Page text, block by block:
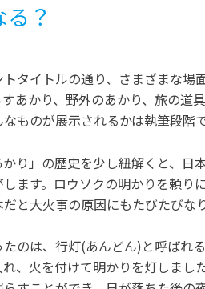
？
トタイトルの通り、さまざまな
あかり、野外のあかり、旅の道
ものが展示されるかは執筆段階
り」の歴史を少し紐解くと、日
ます。ロウソクの明かりを頼り
と大火事の原因にもたびたびな
のは、行灯(あんどん)と呼ばれ
、火を付けて明かりを灯しまし